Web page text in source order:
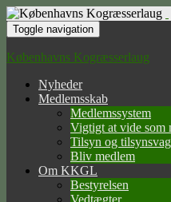
Toggle navigation
Københavns Kogræsserlaug
Nyheder
Medlemsskab
Medlemssystem
Vigtigt at vide som
Tilsyn og
Bliv medlem
Om KKGL
Bestyrelsen
Vedtægter